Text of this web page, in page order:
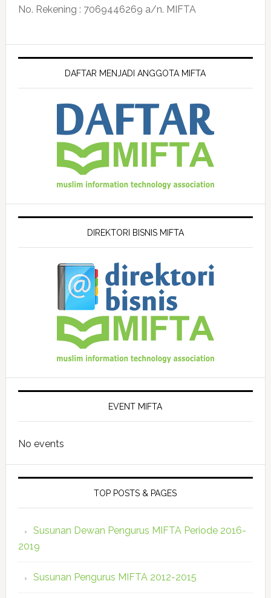
No. Rekening : 7069446269 a/n. MIFTA
DAFTAR MENJADI ANGGOTA MIFTA
DIREKTORI BISNIS MIFTA
EVENT MIFTA
No events
TOP POSTS & PAGES
Susunan Dewan Pengurus MIFTA Periode 2016-
2019
Susunan Pengurus MIFTA 2012-2015